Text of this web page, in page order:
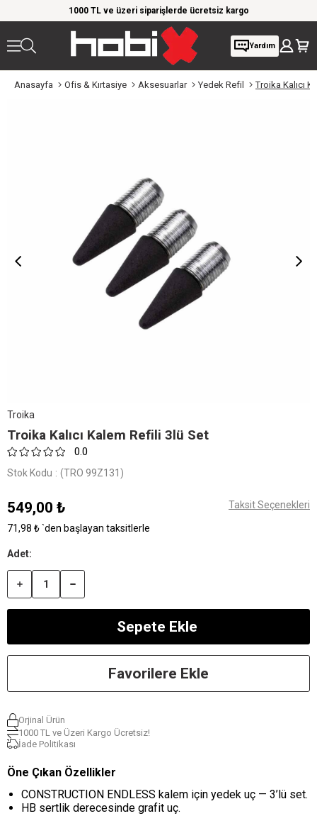
1000 TL ve üzeri siparişlerde ücretsiz kargo
Yardım
Anasayfa Ofis & Kırtasiye Aksesuarlar Yedek Refil Troika Kalıcı
Troika
Troika Kalıcı Kalem Refili 3lü Set
0.0
Stok Kodu (TRO 99Z131)
549,00 ₺ Taksit Seçenekleri
71,98 ₺`den başlayan taksitlerle
Favorilere Ekle
Orjinal Ürün
1000 TL ve Üzeri Kargo Ücretsiz!
İade Politikası
Öne Çıkan Özellikler
CONSTRUCTION ENDLESS kalem için yedek uç — 3’lü set.
HB sertlik derecesinde grafit uç.